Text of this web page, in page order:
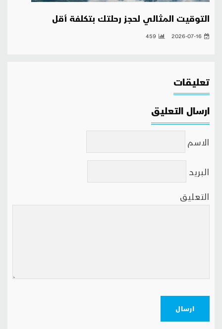
التوقيت المثالي لحجز رحلتك بتكلفة أقل
2026-07-16
459
تعليقات
ارسال التعليق
الاسم
البريد
التعليق
ارسال